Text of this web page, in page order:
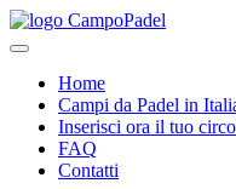
Home
Campi da Padel in
Inserisci ora il tuo
FAQ
Contatti